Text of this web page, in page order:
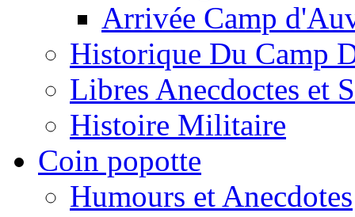
Arrivée Camp
Historique Du Camp
Libres Anecdoctes et
Histoire Militaire
Coin popotte
Humours et Anecdotes